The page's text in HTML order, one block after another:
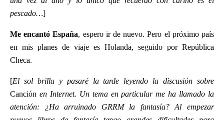
pescado…]
Me encantó España, espero ir de nuevo. Pero el próximo país
en mis planes de viaje es Holanda, seguido por República
Checa.
[El sol brilla y pasaré la tarde leyendo la discusión sobre
Canción en Internet. Un tema en particular me ha llamado la
atención: ¿Ha arruinado GRRM la fantasía? Al empezar